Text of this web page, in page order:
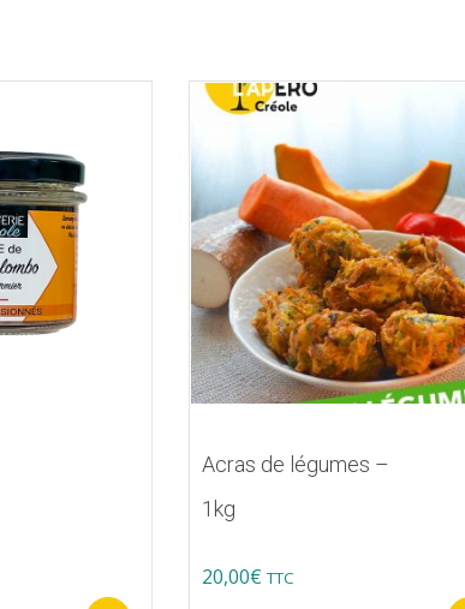
Acras de légumes –
1kg
20,00€ TTC